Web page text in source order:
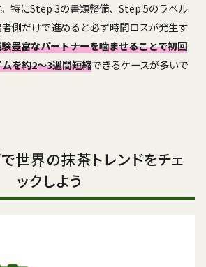
特にStep 3の書類整備、Step 5のラベル
側だけで進めると必ず時間ロスが発生す
豊富なパートナーを噛ませることで初回
を約2〜3週間短縮できるケースが多いで
世界の抹茶トレンドをチェ
ックしよう